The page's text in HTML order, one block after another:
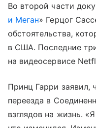
Во второй части
и Меган» Герцог
обстоятельства,
в США. Последние
на видеосервисе
Принц Гарри заявил,
переезда в
взглядов на жизнь.